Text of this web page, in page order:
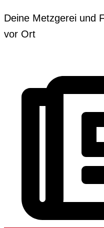
Inhalt
springen
Deine Metzgerei und
vor Ort